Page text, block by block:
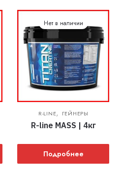
Нет в наличии
R-LINE, ГЕЙНЕРЫ
R-line MASS | 4кг
Подробнее